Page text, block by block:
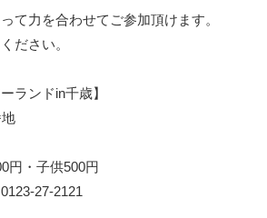
て力を合わせてご参加頂けます。
ださい。
ランドin千歳】
円・子供500円
27-2121